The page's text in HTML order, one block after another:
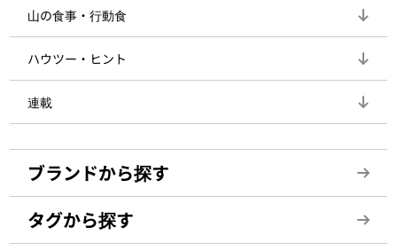
山の食事・行動食
ハウツー・ヒント
連載
ブランドから探す
タグから探す